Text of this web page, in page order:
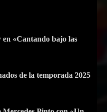
«Cantando bajo las
de la temporada 2025